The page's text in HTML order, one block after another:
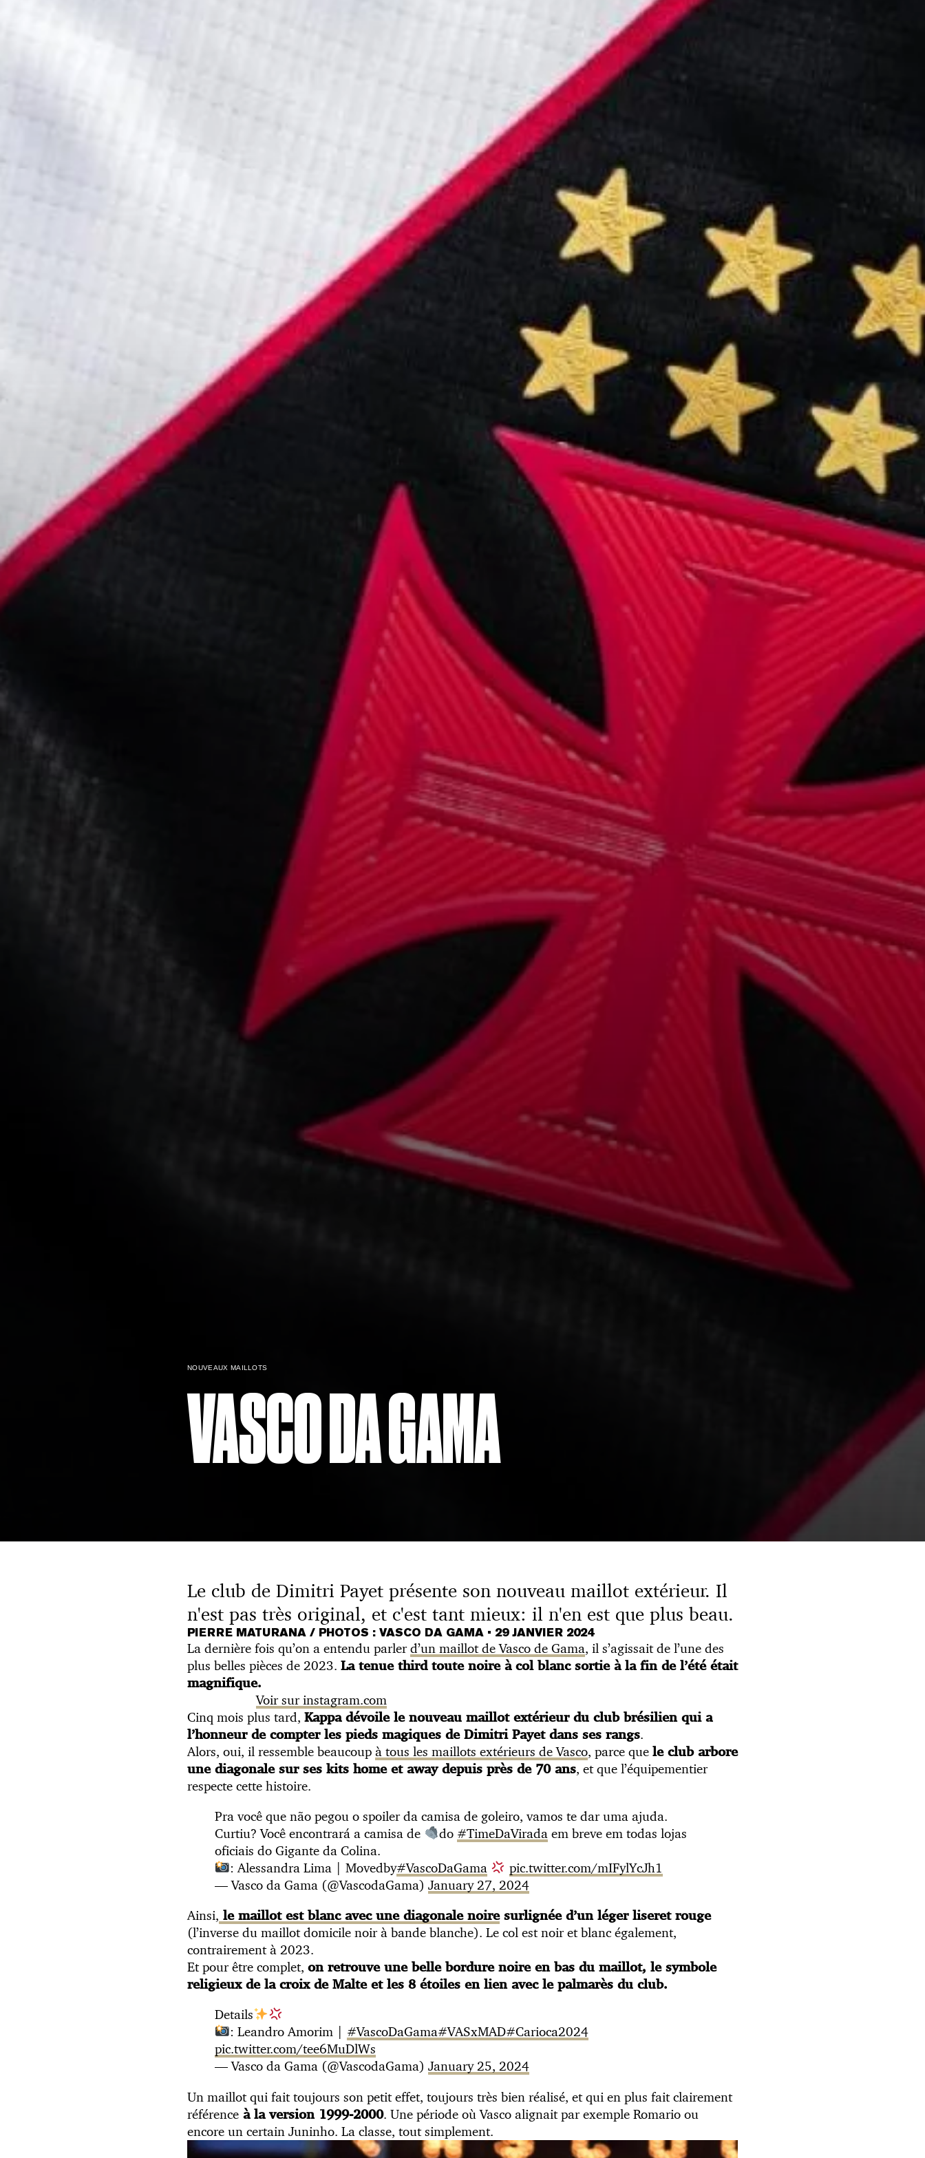
NOUVEAUX MAILLOTS
VASCO DA GAMA
Le club de Dimitri Payet présente son nouveau maillot extérieur. Il
n'est pas très original, et c'est tant mieux: il n'en est que plus beau.
PIERRE MATURANA / PHOTOS : VASCO DA GAMA • 29 JANVIER 2024
La dernière fois qu’on a entendu parlerd’un maillot de Vasco de Gama, il s’agissait de l’une des
plus belles pièces de 2023. La tenue third toute noire à col blanc sortie à la fin de l’été était
magnifique.
Voir sur instagram.com
Cinq mois plus tard, Kappa dévoile le nouveau maillot extérieur du club brésilien qui a
l’honneur de compter les pieds magiques de Dimitri Payet dans ses rangs.
Alors, oui, il ressemble beaucoup à tous les maillots extérieurs de Vasco, parce que le club arbore
une diagonale sur ses kits home et away depuis près de 70 ans, et que l’équipementier
respecte cette histoire.
Pra você que não pegou o spoiler da camisa de goleiro, vamos te dar uma ajuda.
Curtiu? Você encontrará a camisa de
do #TimeDaViradaem breve em todas lojas
oficiais do Gigante da Colina.
: Alessandra Lima | Movedby#VascoDaGama
pic.twitter.com/mIFylYcJh1
— Vasco da Gama (@VascodaGama) January 27, 2024
Ainsi, le maillot est blanc avec une diagonale noiresurlignée d’un léger liseret rouge
(l’inverse du maillot domicile noir à bande blanche). Le col est noir et blanc également,
contrairement à 2023.
Et pour être complet, on retrouve une belle bordure noire en bas du maillot, le symbole
religieux de la croix de Malte et les 8 étoiles en lien avec le palmarès du club.
Details
: Leandro Amorim | #VascoDaGama#VASxMAD#Carioca2024
pic.twitter.com/tee6MuDlWs
— Vasco da Gama (@VascodaGama) January 25, 2024
Un maillot qui fait toujours son petit effet, toujours très bien réalisé, et qui en plus fait clairement
référence à la version 1999-2000. Une période où Vasco alignait par exemple Romario ou
encore un certain Juninho. La classe, tout simplement.